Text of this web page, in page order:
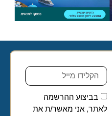
בביצוע ההרשמה
לאתר, אני מאשר/ת את